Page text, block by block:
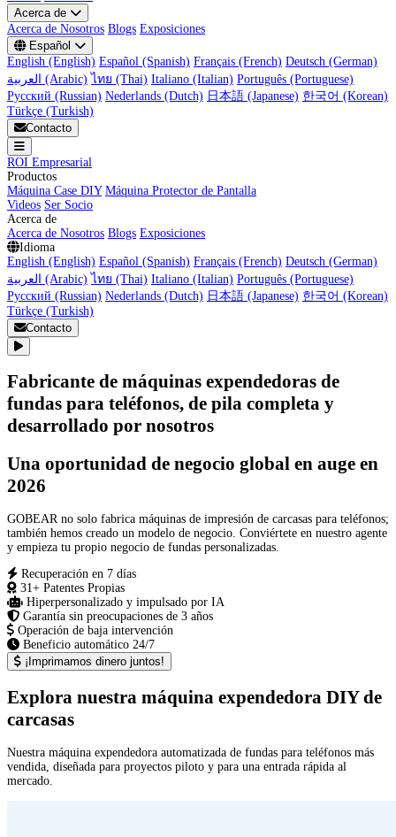
Acerca de
Acerca de Nosotros Blogs Exposiciones
Español
English (English) Español (Spanish) Français (French) Deutsch (German)
العربية (Arabic) ไทย (Thai) Italiano (Italian) Português (Portuguese)
Русский (Russian) Nederlands (Dutch) 日本語 (Japanese) 한국어 (Korean)
Türkçe (Turkish)
Contacto
ROI Empresarial
Productos
Máquina Case DIY Máquina Protector de Pantalla
Videos Ser Socio
Acerca de
Acerca de Nosotros Blogs Exposiciones
Idioma
English (English) Español (Spanish) Français (French) Deutsch (German)
العربية (Arabic) ไทย (Thai) Italiano (Italian) Português (Portuguese)
Русский (Russian) Nederlands (Dutch) 日本語 (Japanese) 한국어 (Korean)
Türkçe (Turkish)
Contacto
Fabricante de máquinas expendedoras de
fundas para teléfonos, de pila completa y
desarrollado por nosotros
Una oportunidad de negocio global en auge en
2026
GOBEAR no solo fabrica máquinas de impresión de carcasas para teléfonos;
también hemos creado un modelo de negocio. Conviértete en nuestro agente
y empieza tu propio negocio de fundas personalizadas.
Recuperación en 7 días
31+ Patentes Propias
Hiperpersonalizado y impulsado por IA
Garantía sin preocupaciones de 3 años
Operación de baja intervención
Beneficio automático 24/7
¡Imprimamos dinero juntos!
Explora nuestra máquina expendedora DIY de
carcasas
Nuestra máquina expendedora automatizada de fundas para teléfonos más
vendida, diseñada para proyectos piloto y para una entrada rápida al
mercado.